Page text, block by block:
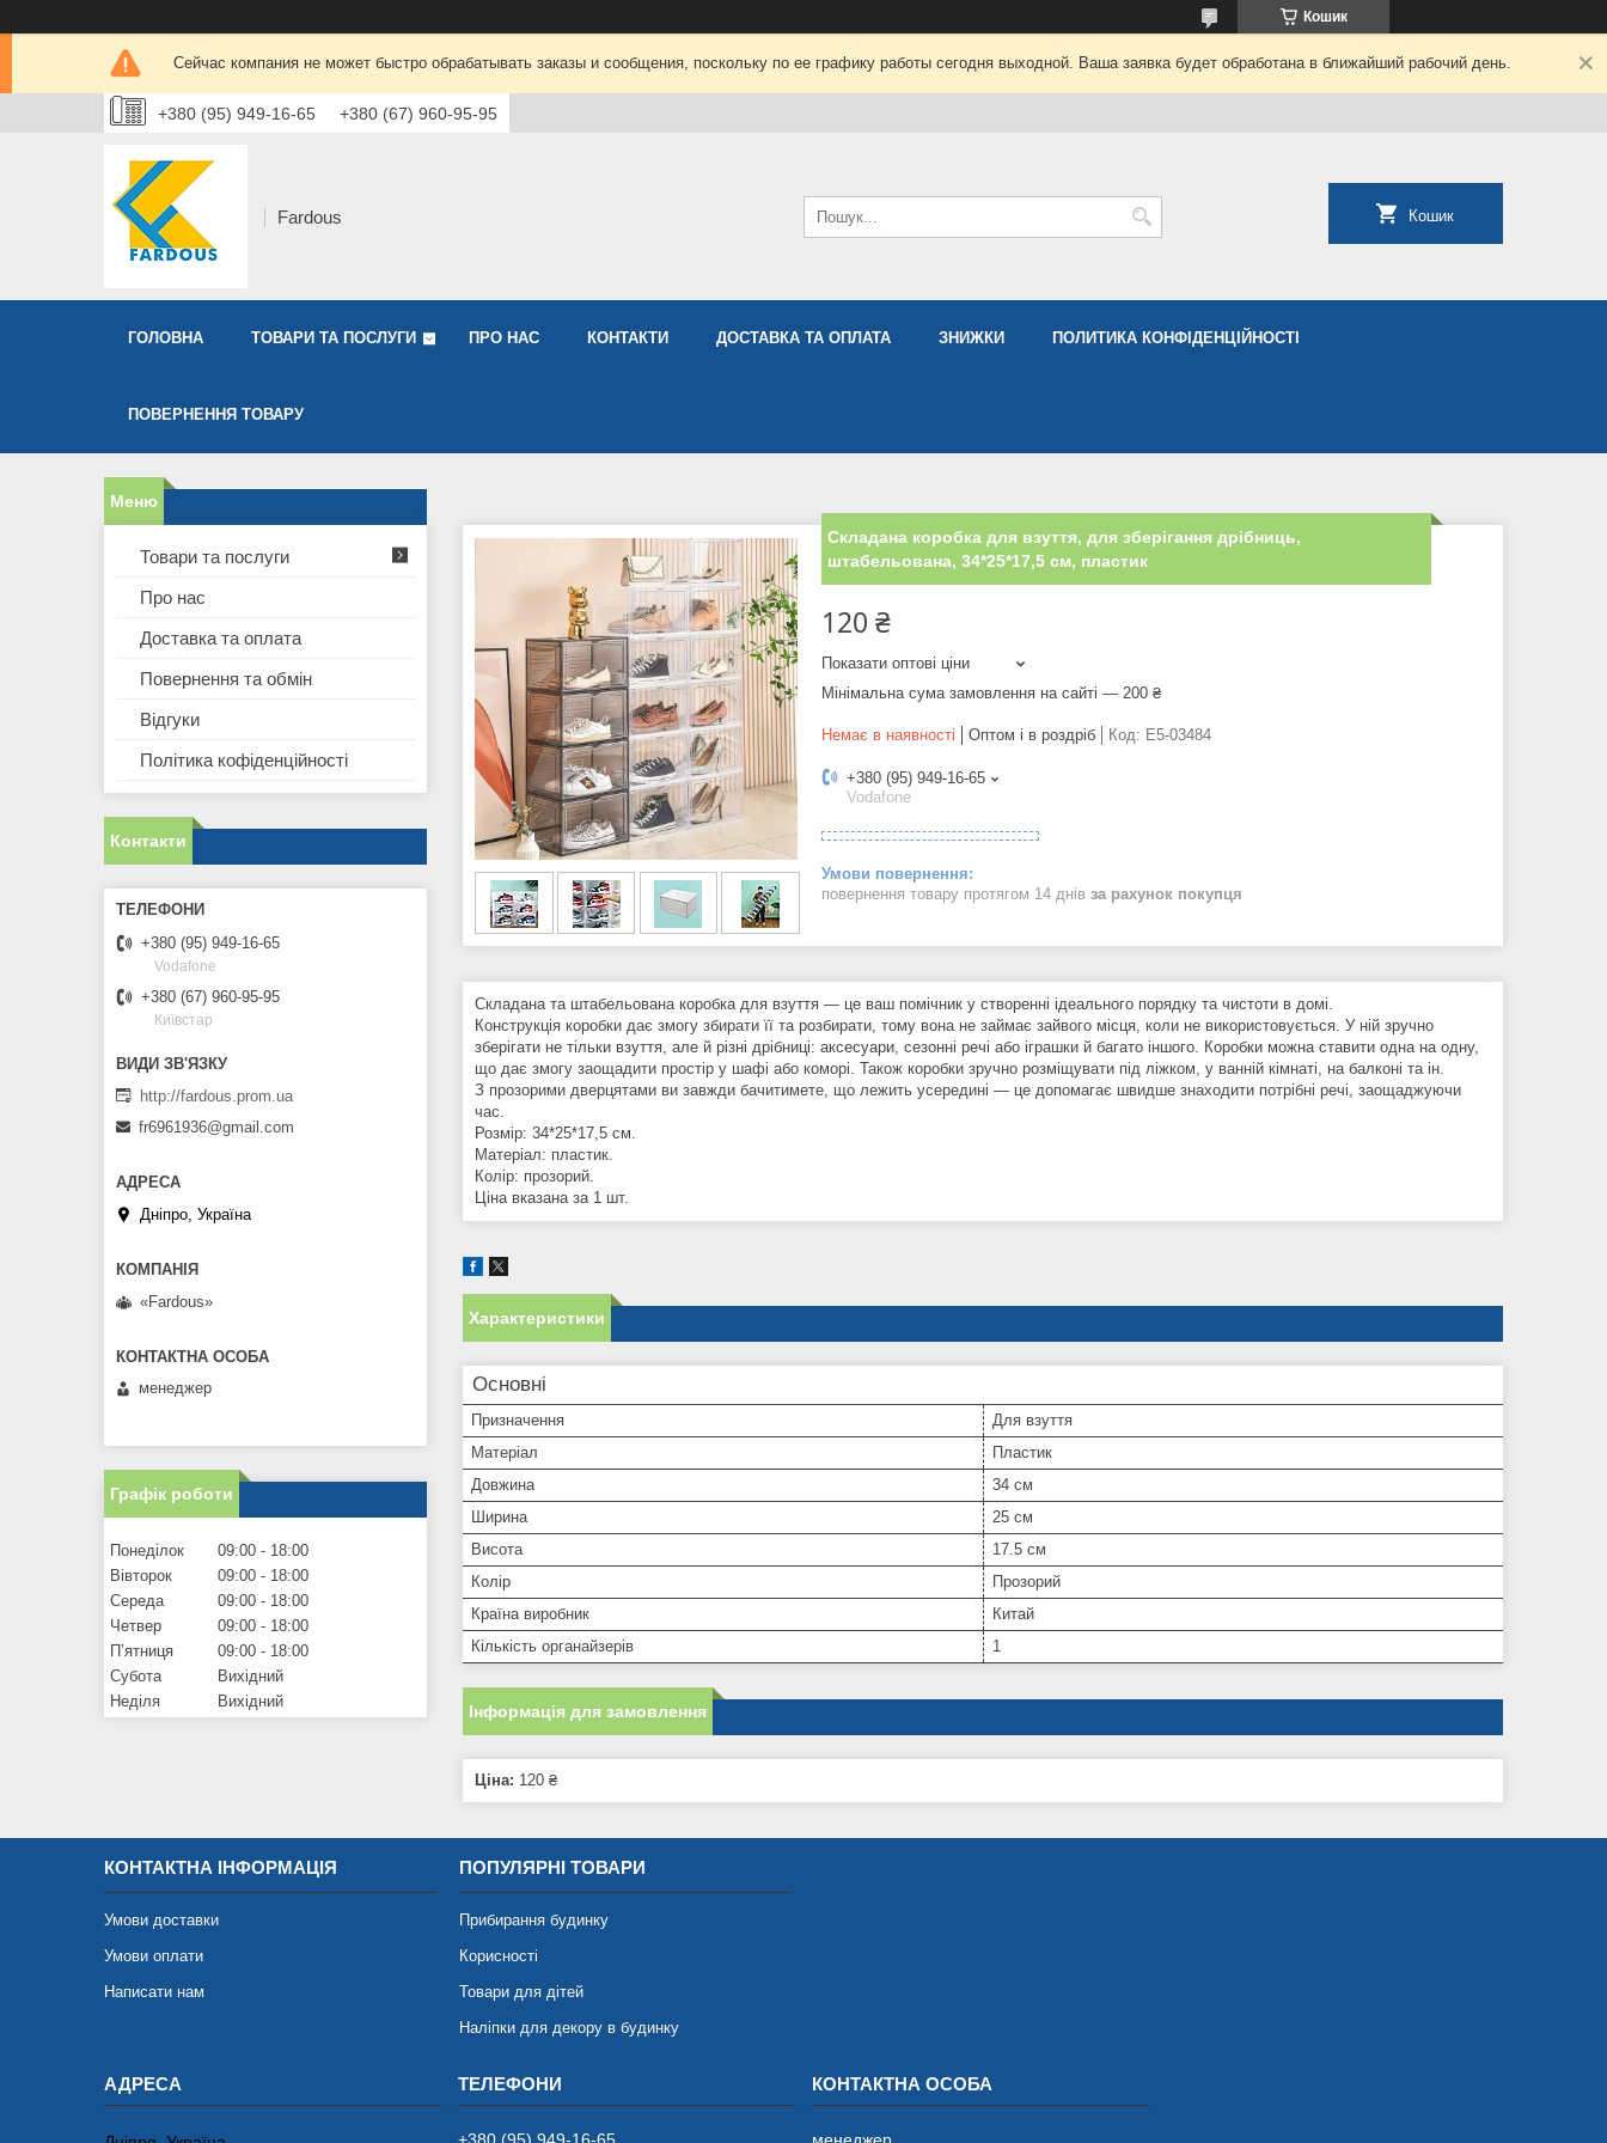
Кошик
Сейчас компания не может быстро обрабатывать заказы и сообщения, поскольку по ее графику работы сегодня выходной. Ваша заявка будет обработана в ближайший рабочий день.
+380 (95) 949-16-65 +380 (67) 960-95-95
Fardous Кошик
ГОЛОВНА ТОВАРИ ТА ПОСЛУГИ ПРО НАС КОНТАКТИ ДОСТАВКА ТА ОПЛАТА ЗНИЖКИ ПОЛИТИКА КОНФІДЕНЦІЙНОСТІ
ПОВЕРНЕННЯ ТОВАРУ
Складана коробка для взуття, для зберігання дрібниць,
штабельована, 34*25*17,5 см, пластик
120 ₴
Показати оптові ціни
Мінімальна сума замовлення на сайті — 200 ₴
Немає в наявності Оптом і в роздріб Код: E5-03484
+380 (95) 949-16-65
Vodafone
повернення товару протягом 14 днів за рахунок покупця
Складана та штабельована коробка для взуття — це ваш помічник у створенні ідеального порядку та чистоти в домі.
Конструкція коробки дає змогу збирати її та розбирати, тому вона не займає зайвого місця, коли не використовується. У ній зручно
зберігати не тільки взуття, але й різні дрібниці: аксесуари, сезонні речі або іграшки й багато іншого. Коробки можна ставити одна на одну,
що дає змогу заощадити простір у шафі або коморі. Також коробки зручно розміщувати під ліжком, у ванній кімнаті, на балконі та ін.
З прозорими дверцятами ви завжди бачитимете, що лежить усередині — це допомагає швидше знаходити потрібні речі, заощаджуючи
час.
Розмір: 34*25*17,5 см.
Матеріал: пластик.
Колір: прозорий.
Ціна вказана за 1 шт.
Характеристики
Основні
Призначення
Для взуття
Матеріал
Пластик
Довжина
34 см
Ширина
25 см
Висота
17.5 см
Колір
Прозорий
Країна виробник
Китай
Кількість органайзерів
1
Інформація для замовлення
Ціна: 120 ₴
Товари та послуги
Про нас
Доставка та оплата
Повернення та обмін
Відгуки
Політика кофіденційності
Контакти
+380 (95) 949-16-65
Vodafone
+380 (67) 960-95-95
Київстар
http://fardous.prom.ua
fr6961936@gmail.com
Дніпро, Україна
«Fardous»
менеджер
Графік роботи
Понеділок 09:00
18:00
Вівторок
09:00
18:00
Середа
09:00
18:00
Четвер
09:00
18:00
Пʼятниця
09:00
18:00
Субота
Вихідний
Неділя
Вихідний
КОНТАКТНА ІНФОРМАЦІЯ
Умови доставки
Умови оплати
Написати нам
ПОПУЛЯРНІ ТОВАРИ
Прибирання будинку
Корисності
Товари для дітей
Наліпки для декору в будинку